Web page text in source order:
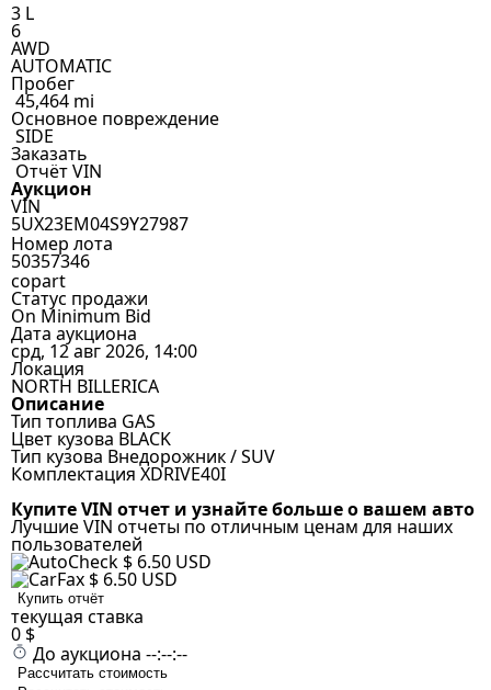
3 L
6
AWD
AUTOMATIC
Пробег
45,464 mi
Основное повреждение
SIDE
Заказать
Отчёт VIN
Аукцион
VIN
5UX23EM04S9Y27987
Номер лота
50357346
copart
Статус продажи
On Minimum Bid
Дата аукциона
срд, 12 авг 2026, 14:00
Локация
NORTH BILLERICA
Описание
Тип топлива GAS
Цвет кузова BLACK
Тип кузова Внедорожник / SUV
Комплектация XDRIVE40I
Купите VIN отчет и узнайте больше о вашем авто
Лучшие VIN отчеты по отличным ценам для наших
пользователей
$ 6.50 USD
$ 6.50 USD
Купить отчёт
текущая ставка
0 $
До аукциона --:--:--
Рассчитать стоимость